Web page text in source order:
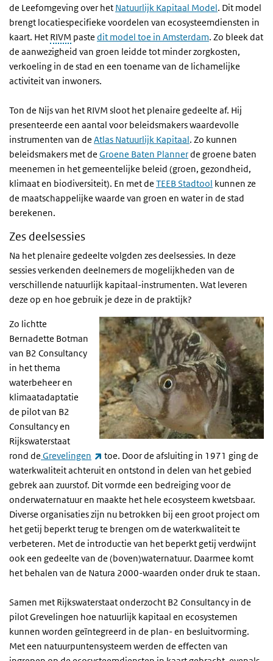
de Leefomgeving over het Natuurlijk Kapitaal Model. Dit model
brengt locatiespecifieke voordelen van ecosysteemdiensten in
kaart. Het RIVM paste dit model toe in Amsterdam. Zo bleek dat
de aanwezigheid van groen leidde tot minder zorgkosten,
verkoeling in de stad en een toename van de lichamelijke
activiteit van inwoners.
Ton de Nijs van het RIVM sloot het plenaire gedeelte af. Hij
presenteerde een aantal voor beleidsmakers waardevolle
instrumenten van de Atlas Natuurlijk Kapitaal. Zo kunnen
beleidsmakers met de Groene Baten Plannerde groene baten
meenemen in het gemeentelijke beleid (groen, gezondheid,
klimaat en biodiversiteit). En met de TEEB Stadtool kunnen ze
de maatschappelijke waarde van groen en water in de stad
berekenen.
Zes deelsessies
Na het plenaire gedeelte volgden zes deelsessies. In deze
sessies verkenden deelnemers de mogelijkheden van de
verschillende natuurlijk kapitaal-instrumenten. Wat leveren
deze op en hoe gebruik je deze in de praktijk?
Zo lichtte
Bernadette Botman
van B2 Consultancy
in het thema
waterbeheer en
klimaatadaptatie
de pilot van B2
Consultancy en
Rijkswaterstaat
rond de Grevelingen (externe link)
toe. Door de afsluiting in 1971 ging de
waterkwaliteit achteruit en ontstond in delen van het gebied
gebrek aan zuurstof. Dit vormde een bedreiging voor de
onderwaternatuur en maakte het hele ecosysteem kwetsbaar.
Diverse organisaties zijn nu betrokken bij een groot project om
het getij beperkt terug te brengen om de waterkwaliteit te
verbeteren. Met de introductie van het beperkt getij verdwijnt
ook een gedeelte van de (boven)waternatuur. Daarmee komt
het behalen van de Natura 2000-waarden onder druk te staan.
Samen met Rijkswaterstaat onderzocht B2 Consultancy in de
pilot Grevelingen hoe natuurlijk kapitaal en ecosystemen
kunnen worden geïntegreerd in de plan- en besluitvorming.
Met een natuurpuntensysteem werden de effecten van